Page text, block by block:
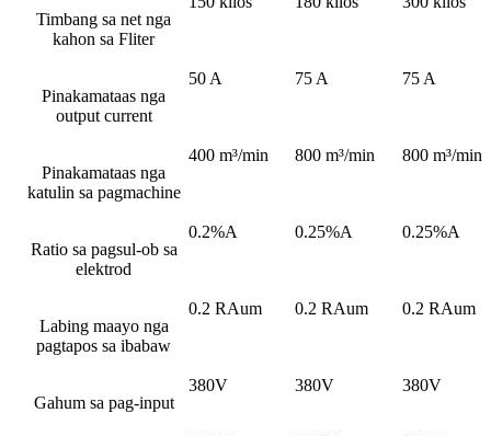
Timbang sa net nga
kahon sa Fliter
Pinakamataas nga
output current
50 A 75 A 75 A
Pinakamataas nga
katulin sa pagmachine
400 m³/min 800 m³/min 800 m³/min
Ratio sa pagsul-ob sa
elektrod
0.2%A 0.25%A 0.25%A
Labing maayo nga
pagtapos sa ibabaw
0.2 RAum 0.2 RAum 0.2 RAum
Gahum sa pag-input
380V 380V 380V